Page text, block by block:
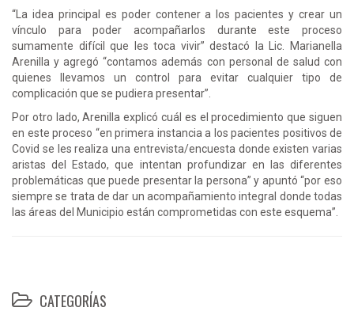
“La idea principal es poder contener a los pacientes y crear un
vínculo para poder acompañarlos durante este proceso
sumamente difícil que les toca vivir” destacó la Lic. Marianella
Arenilla y agregó “contamos además con personal de salud con
quienes llevamos un control para evitar cualquier tipo de
complicación que se pudiera presentar”.
Por otro lado, Arenilla explicó cuál es el procedimiento que siguen
en este proceso “en primera instancia a los pacientes positivos de
Covid se les realiza una entrevista/encuesta donde existen varias
aristas del Estado, que intentan profundizar en las diferentes
problemáticas que puede presentar la persona” y apuntó “por eso
siempre se trata de dar un acompañamiento integral donde todas
las áreas del Municipio están comprometidas con este esquema”.
CATEGORÍAS